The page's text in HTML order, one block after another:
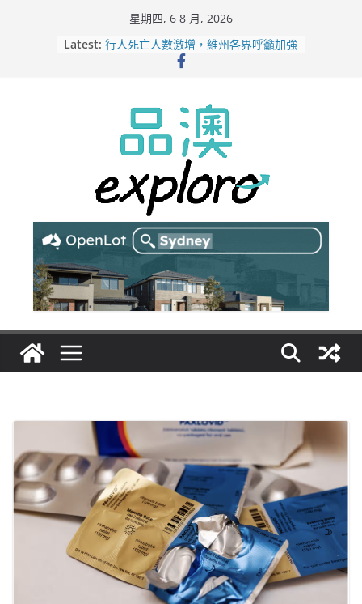
星期四, 6 8 月, 2026
Latest: 行人死亡人數激增，維州各界呼籲加強
美商二手巨頭進駐吉朗，在地慈善小店
憂生存空間遭擠壓
電動車電池爭端隱憂浮現！經銷商警告
澳洲恐迎訴訟浪潮
拒絕白工！ Aldi涉強迫無薪加班 掏
5500萬澳元和解